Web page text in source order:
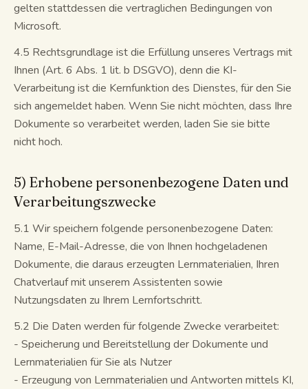
gelten stattdessen die vertraglichen Bedingungen von
Microsoft.
4.5 Rechtsgrundlage ist die Erfüllung unseres Vertrags mit
Ihnen (Art. 6 Abs. 1 lit. b DSGVO), denn die KI-
Verarbeitung ist die Kernfunktion des Dienstes, für den Sie
sich angemeldet haben. Wenn Sie nicht möchten, dass Ihre
Dokumente so verarbeitet werden, laden Sie sie bitte
nicht hoch.
5) Erhobene personenbezogene Daten und
Verarbeitungszwecke
5.1 Wir speichern folgende personenbezogene Daten:
Name, E-Mail-Adresse, die von Ihnen hochgeladenen
Dokumente, die daraus erzeugten Lernmaterialien, Ihren
Chatverlauf mit unserem Assistenten sowie
Nutzungsdaten zu Ihrem Lernfortschritt.
5.2 Die Daten werden für folgende Zwecke verarbeitet:
- Speicherung und Bereitstellung der Dokumente und
Lernmaterialien für Sie als Nutzer
- Erzeugung von Lernmaterialien und Antworten mittels KI,